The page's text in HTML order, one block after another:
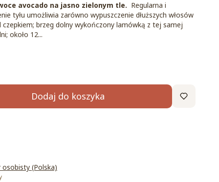
avocado na jasno zielonym tle. Regularna i
tyłu umożliwia zarówno wypuszczenie dłuższych włosów
brzeg dolny wykończony lamówką z tej samej
około 12...
Dodaj do koszyka
(Polska)